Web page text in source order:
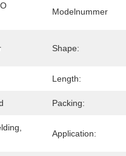
Modelnummer
Shape:
Length:
Packing:
Application: